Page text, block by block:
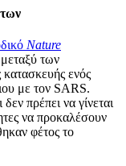
Nature
των
ενός
με τον SARS.
πρέπει να γίνεται
να προκαλέσουν
φέτος το